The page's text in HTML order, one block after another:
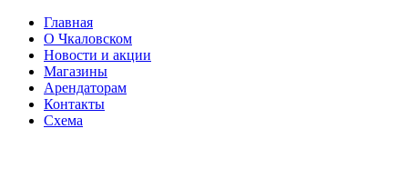
Главная
О Чкаловском
Новости и акции
Магазины
Арендаторам
Контакты
Схема